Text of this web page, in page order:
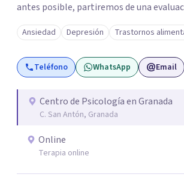
antes posible, partiremos de una
estableceremos la terapia más adecuada
Trabajaremos desde la psicología
la terapia de aceptación y compromiso,
herramientas de coaching, para trabajar
Ansiedad Depresión Trastornos
Teléfono WhatsApp Email
Centro de Psicología en Granada
C. San Antón, Granada
Online
Terapia online